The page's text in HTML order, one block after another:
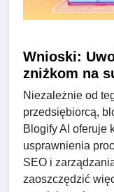
Wnioski:
zniżkom na
Niezależnie od
przedsiębiorcą,
Blogify AI oferuje
usprawnienia
SEO i
zaoszczędzić